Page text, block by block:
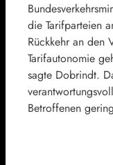
die Tarifparteien
Rückkehr an den
Tarifautonomie
sagte Dobrindt.
Betroffenen